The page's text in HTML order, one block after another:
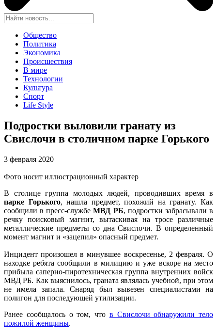
Общество
Политика
Экономика
Происшествия
В мире
Технологии
Культура
Спорт
Life Style
Подростки выловили гранату из
Свислочи в столичном парке Горького
3 февраля 2020
Фото носит иллюстрационный характер
В столице группа молодых людей, проводивших время в
парке Горького, нашла предмет, похожий на гранату. Как
сообщили в пресс-службеМВД РБ, подростки забрасывали в
речку поисковый магнит, вытаскивая на тросе различные
металлические предметы со дна Свислочи. В определенный
момент магнит и «зацепил» опасный предмет.
Инцидент произошел в минувшее воскресенье, 2 февраля. О
находке ребята сообщили в милицию и уже вскоре на место
прибыла саперно-пиротехническая группа внутренних войск
МВД РБ. Как выяснилось, граната являлась учебной, при этом
не имела запала. Снаряд был вывезен специалистами на
полигон для последующей утилизации.
Ранее сообщалось о том, что в Свислочи обнаружили тело
пожилой женщины.